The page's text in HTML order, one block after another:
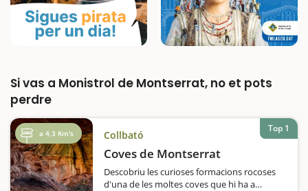
Si vas a Monistrol de Montserrat, no et pots
perdre
a 4,3 Km's Collbató
Coves de Montserrat
Descobriu les curioses formacions rocoses
d'una de les moltes coves que hi ha a
Top 1